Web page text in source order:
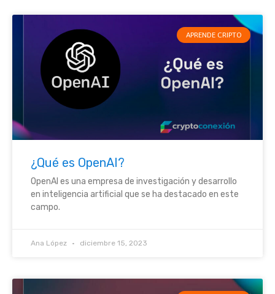
APRENDE CRIPTO
¿Qué es OpenAI?
OpenAI es una empresa de investigación y desarrollo
en inteligencia artificial que se ha destacado en este
campo.
Ana López diciembre 15, 2023